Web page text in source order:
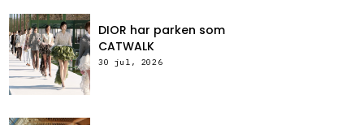
DIOR har parken som
CATWALK
30 jul, 2026